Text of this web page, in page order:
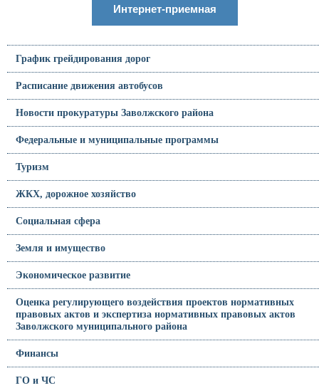
Интернет-приемная
График грейдирования дорог
Расписание движения автобусов
Новости прокуратуры Заволжского района
Федеральные и муниципальные программы
Туризм
ЖКХ, дорожное хозяйство
Социальная сфера
Земля и имущество
Экономическое развитие
Оценка регулирующего воздействия проектов нормативных
правовых актов и экспертиза нормативных правовых актов
Заволжского муниципального района
Финансы
ГО и ЧС